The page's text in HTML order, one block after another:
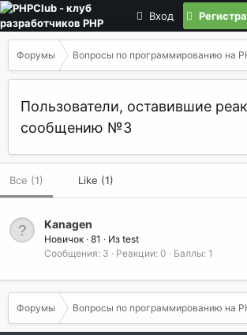
Вход
Форумы Вопросы по программированию на
Пользователи, оставившие
сообщению №3
Все (1) Like (1)
Kanagen
Новичок · 81 · Из test
Сообщения 3 Реакции 0 Баллы 1
Форумы Вопросы по программированию на